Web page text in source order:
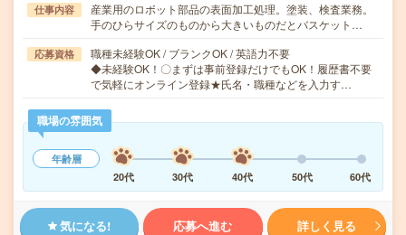
仕事内容
産業用のロボット部品の表面加工処理。塗装、検査業務。
手のひらサイズのものから大きいものだとバスケット…
応募資格
職種未経験OK / ブランクOK / 英語力不要
◆未経験OK！〇まずは事前登録だけでもOK！履歴書不要
で気軽にオンライン登録★氏名・職種などを入力す…
職場の雰囲気
年齢層
20代
30代 40代 50代 60代
気になる! 応募へ進む 詳しく見る